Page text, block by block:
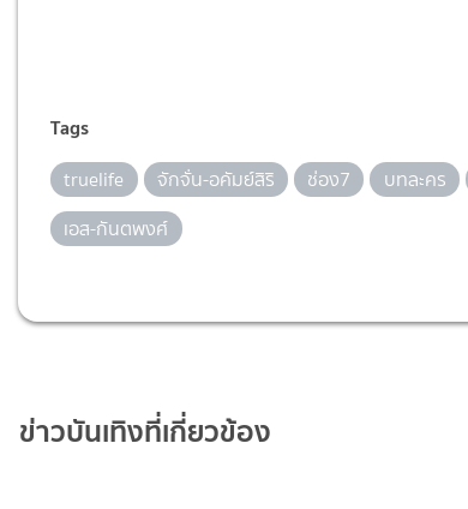
Tags
truelife จักจั่น-อคัมย์สิริ ช่อง7 บทละคร
เอส-กันตพงศ์
ข่าวบันเทิงที่เกี่ยวข้อง